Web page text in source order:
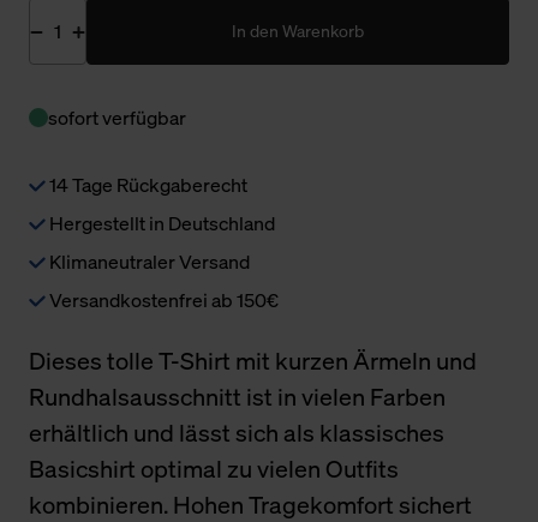
In den Warenkorb
sofort verfügbar
14 Tage Rückgaberecht
Hergestellt in Deutschland
Klimaneutraler Versand
Versandkostenfrei ab 150€
Dieses tolle T-Shirt mit kurzen Ärmeln und
Rundhalsausschnitt ist in vielen Farben
erhältlich und lässt sich als klassisches
Basicshirt optimal zu vielen Outfits
kombinieren. Hohen Tragekomfort sichert